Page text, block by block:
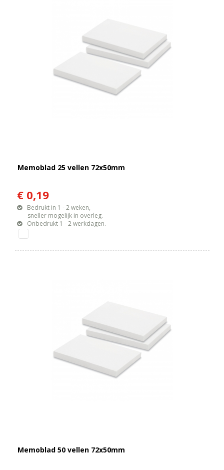
Memoblad 25 vellen 72x50mm
€ 0,19
Bedrukt in 1 - 2 weken,
sneller mogelijk in overleg.
Onbedrukt 1 - 2 werkdagen.
Memoblad 50 vellen 72x50mm